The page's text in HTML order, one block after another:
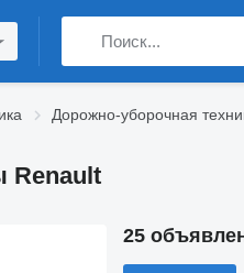
Дорожно-уборочная
Renault
25